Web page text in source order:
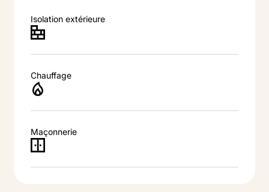
Isolation extérieure
Chauffage
Maçonnerie